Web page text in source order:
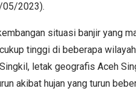
05/2023).
situasi banjir yang
tinggi di beberapa
letak geografis Aceh
akibat hujan yang turun